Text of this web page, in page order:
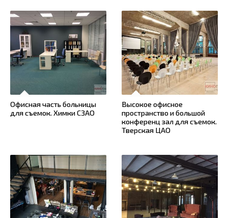
Офисная часть больницы
для съемок. Химки СЗАО
Высокое офисное
пространство и большой
конференц зал для съемок.
Тверская ЦАО